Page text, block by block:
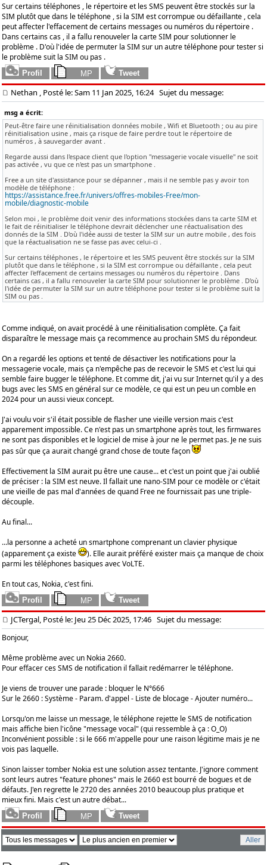
Sur certains téléphones , le répertoire et les SMS peuvent être stockés sur la
SIM plutôt que dans le téléphone , si la SIM est corrompue ou défaillante , cela
peut affecter l'effacement de certains messages ou numéros du répertoire .
Dans certains cas , il a fallu renouveler la carte SIM pour solutionner le
problème . D'où l'idée de permuter la SIM sur un autre téléphone pour tester si
le problème suit la SIM ou pas .
Nethan , Posté le: Sam 11 Jan 2025, 16:24Sujet du message:
msg a écrit:
Peut-être faire une réinitialisation données mobile , Wifi et Bluetooth ; ou au pire
réinitialisation usine , mais ça risque de faire perdre tout le répertoire de
numéros , à sauvegarder avant .
Regarde aussi dans l'espace client que l'option "messagerie vocale visuelle" ne soit
pas activée , vu que ce n'est pas un smartphone .
Free a un site d'assistance pour se dépanner , mais il ne semble pas y avoir ton
modèle de téléphone :
https://assistance.free.fr/univers/offres-mobiles-Free/mon-
mobile/diagnostic-mobile
Selon moi , le problème doit venir des informations stockées dans ta carte SIM et
le fait de réinitialiser le téléphone devrait déclencher une réactualisation des
donnés de la SIM . D'où l'idée aussi de tester la SIM sur un autre mobile , des fois
que la réactualisation ne se fasse pas avec celui-ci .
Sur certains téléphones , le répertoire et les SMS peuvent être stockés sur la SIM
plutôt que dans le téléphone , si la SIM est corrompue ou défaillante , cela peut
affecter l'effacement de certains messages ou numéros du répertoire . Dans
certains cas , il a fallu renouveler la carte SIM pour solutionner le problème . D'où
l'idée de permuter la SIM sur un autre téléphone pour tester si le problème suit la
SIM ou pas .
Comme indiqué, on avait procédé à une réinitialisation complète. Ça fait
disparaître le message mais ça recommence au prochain SMS du répondeur.
On a regardé les options et tenté de désactiver les notifications pour la
messagerie vocale, mais ça n'empêche pas de recevoir le SMS et c'est lui qui
semble faire bugger le téléphone. Et comme dit, j'ai vu sur Internet qu'il y a des
bugs avec les SMS en général sur ce modèle, ce qui est un peu un comble en
2024 pour un aussi vieux concept.
J'ai voulu voir s'il était possible de flasher une vieille version mais c'est
apparement impossible. Ce n'est pas un smartphone après tout, les firmwares
ne sont pas disponibles et le logiciel de mise à jour ne le permet pas. Je ne suis
pas sûr que ça aurait changé grand chose de toute façon
Effectivement la SIM aurait pu être une cause... et c'est un point que j'ai oublié
de préciser : la SIM est neuve. Il fallait une nano-SIM pour ce modèle or c'était
une vieille de pas mal d'années de quand Free ne fournissait pas une triple-
découple.
Au final...
...la personne a acheté un smartphone comprenant un clavier physique
(apparement ça existe
). Elle aurait préféré exister mais ça manque de choix
parmi les téléphones basiques avec VoLTE.
En tout cas, Nokia, c'est fini.
JCTergal, Posté le: Jeu 25 Déc 2025, 17:46 Sujet du message:
Bonjour,
Même problème avec un Nokia 2660.
Pour effacer ces SMS de notification il fallait redémarrer le téléphone.
Je viens de trouver une parade : bloquer le N°666
Sur le 2660 : Système - Param. d'appel - Liste de blocage - Ajouter numéro...
Lorsqu'on me laisse un message, le téléphone rejette le SMS de notification
mais affiche bien l'icône "message vocal" (qui ressemble à ça : O_O)
Inconvénient possible : si le 666 m'appelle pour une raison légitime mais je ne
vois pas laquelle.
Sinon laisser tomber Nokia est une solution assez tentante. J'ignore comment
sont leurs autres "feature phones" mais le 2660 est bourré de bogues et de
défauts. J'en regrette le 2720 des années 2010 beaucoup plus pratique et
mieux fini. Mais c'est un autre débat...